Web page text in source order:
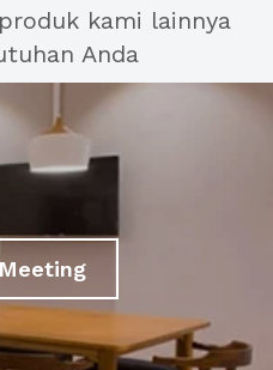
kami lainnya
Anda